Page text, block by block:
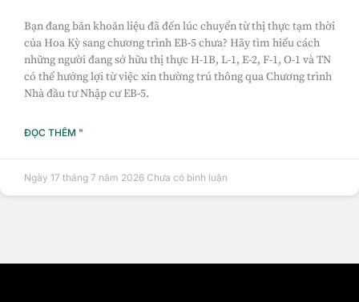
Bạn đang băn khoăn liệu đã đến lúc chuyển từ thị thực tạm thời
của Hoa Kỳ sang chương trình EB-5 chưa? Hãy tìm hiểu cách
những người đang sở hữu thị thực H-1B, L-1, E-2, F-1, O-1 và TN
có thể hưởng lợi từ việc xin thường trú thông qua Chương trình
Nhà đầu tư Nhập cư EB-5.
ĐỌC THÊM "
Ngày 17 tháng 7 năm 2026 Chưa có bình luận